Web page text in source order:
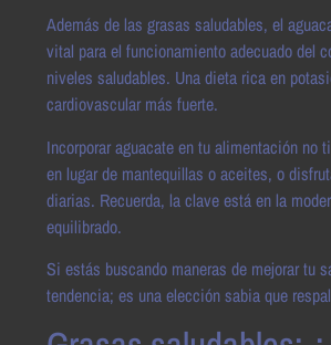
Además de las grasas saludables, el
vital para el funcionamiento adecuado del
niveles saludables. Una dieta rica en
cardiovascular más fuerte.
Incorporar aguacate en tu alimentación no
en lugar de mantequillas o aceites, o
diarias. Recuerda, la clave está en la
equilibrado.
Si estás buscando maneras de mejorar tu
tendencia; es una elección sabia que